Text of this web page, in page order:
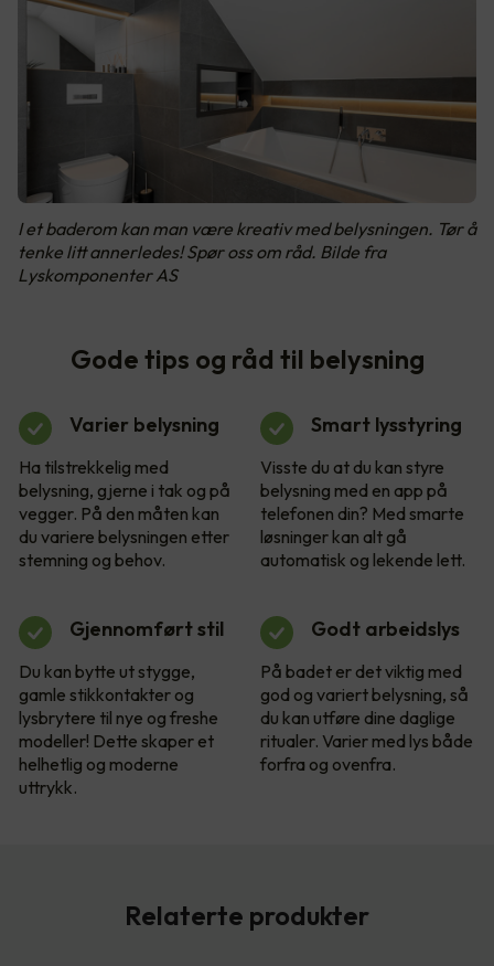
I et baderom kan man være kreativ med belysningen. Tør å
tenke litt annerledes! Spør oss om råd. Bilde fra
Lyskomponenter AS
Gode tips og råd til belysning
Varier belysning
Ha tilstrekkelig med
belysning, gjerne i tak og på
vegger. På den måten kan
du variere belysningen etter
stemning og behov.
Smart lysstyring
Visste du at du kan styre
belysning med en app på
telefonen din? Med smarte
løsninger kan alt gå
automatisk og lekende lett.
Gjennomført stil
Du kan bytte ut stygge,
gamle stikkontakter og
lysbrytere til nye og freshe
modeller! Dette skaper et
helhetlig og moderne
uttrykk.
Godt arbeidslys
På badet er det viktig med
god og variert belysning, så
du kan utføre dine daglige
ritualer. Varier med lys både
forfra og ovenfra.
Relaterte produkter